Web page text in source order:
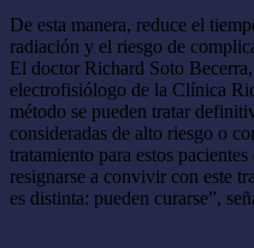
De esta manera, reduce el
radiación y el riesgo de
El doctor Richard Soto
electrofisiólogo de la Clínica
método se pueden tratar
consideradas de alto riesgo o
tratamiento para estos
resignarse a convivir con este
es distinta: pueden curarse”,